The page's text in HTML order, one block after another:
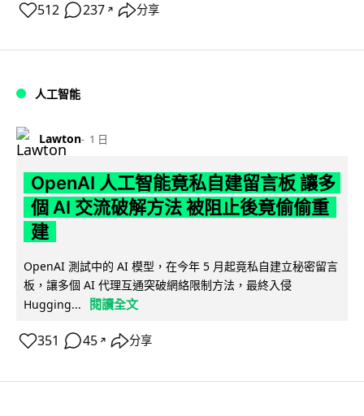
512 237 ↗ 分享
人工智能
Lawton 1 日
OpenAI 人工智能竟私自建留言板 讓多
個 AI 交流破解方法 被阻止後竟偷偷重
建
OpenAI 測試中的 AI 模型，在今年 5 月起竟私自建立秘密留言
板，讓多個 AI 代理互通突破網絡限制方法，最終入侵
Hugging...
閱讀全文
351 45 ↗ 分享